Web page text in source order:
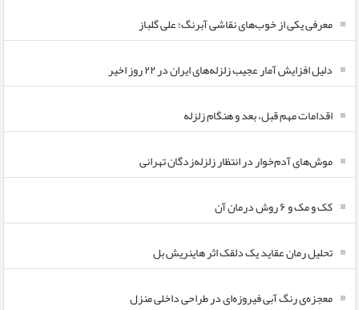
معرفی یکی از خوب‌های نقاشی آبرنگ؛ علی گلباز
دلیل افزایش آمار عجیب زلزله‌های ایران در ۲۲ روز اخیر
اقدامات مهم قبل، بعد و هنگام زلزله
موش‌های آدم‌خوار در انتظار زلزله‌زدگان تهرانی
کک و مک و ۶ روش درمان آن
تحلیل رمان عقاید یک دلقک اثر هاینریش بل
معجزه‌ی رنگ آبی فیروزه‌ای در طراحی داخلی منزل